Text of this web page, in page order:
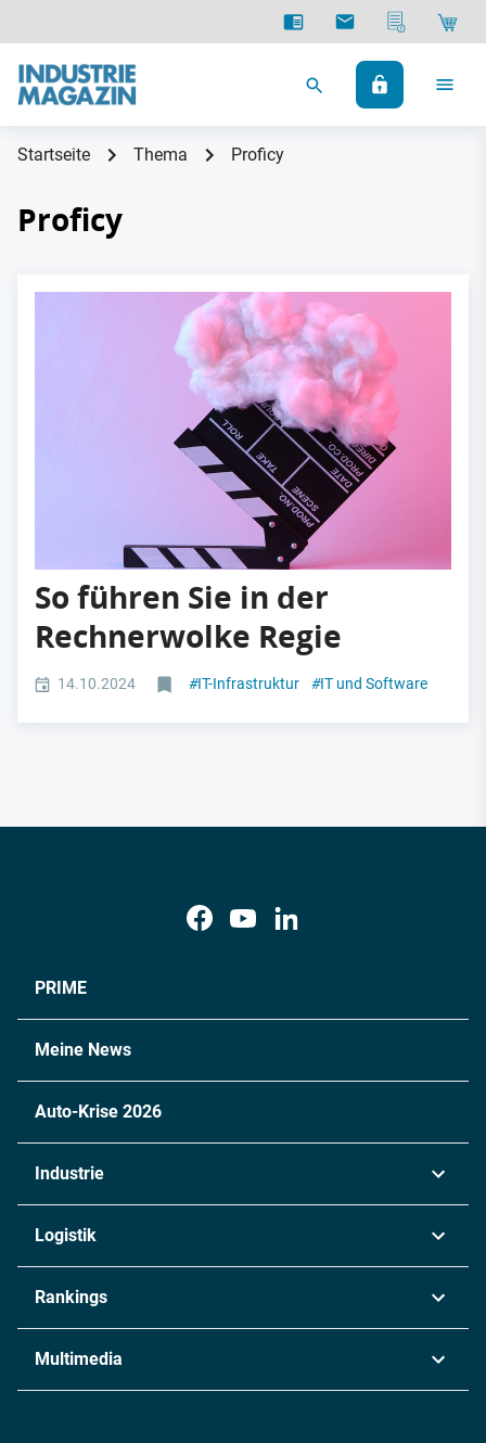
Startseite Thema Proficy
Proficy
So führen Sie in der
Rechnerwolke Regie
14.10.2024 #IT-Infrastruktur #IT und Software
PRIME
Meine News
Auto-Krise 2026
Industrie
Chemie
Metall
Energie
Logistik
Rankings
Multimedia